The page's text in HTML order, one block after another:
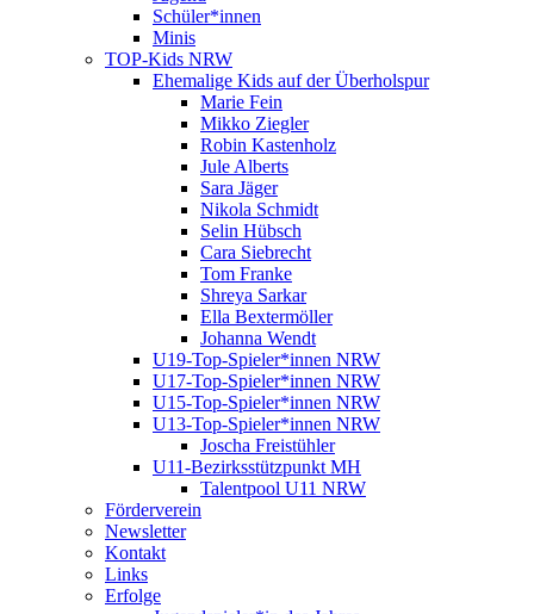
Schüler*innen
Minis
TOP-Kids NRW
Ehemalige Kids auf der Überholspur
Marie Fein
Mikko Ziegler
Robin Kastenholz
Jule Alberts
Sara Jäger
Nikola Schmidt
Selin Hübsch
Cara Siebrecht
Tom Franke
Shreya Sarkar
Ella Bextermöller
Johanna Wendt
U19-Top-Spieler*innen NRW
U17-Top-Spieler*innen NRW
U15-Top-Spieler*innen NRW
U13-Top-Spieler*innen NRW
Joscha Freistühler
U11-Bezirksstützpunkt MH
Talentpool U11 NRW
Förderverein
Newsletter
Kontakt
Links
Erfolge